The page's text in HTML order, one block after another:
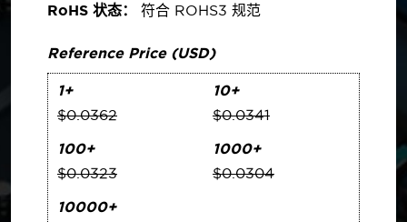
RoHS 状态：
符合 ROHS3 规范
Reference Price (USD)
1+
$0.0362
10+
$0.0341
100+
$0.0323
1000+
$0.0304
10000+